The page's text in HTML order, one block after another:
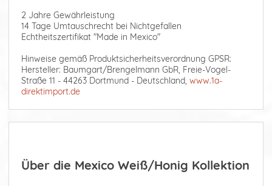
2 Jahre Gewährleistung
14 Tage Umtauschrecht bei Nichtgefallen
Echtheitszertifikat "Made in Mexico"
Hinweise gemäß Produktsicherheitsverordnung GPSR:
Hersteller: Baumgart/Brengelmann GbR, Freie-Vogel-
Straße 11 - 44263 Dortmund - Deutschland, www.1a-
direktimport.de
Über die Mexico Weiß/Honig Kollektion